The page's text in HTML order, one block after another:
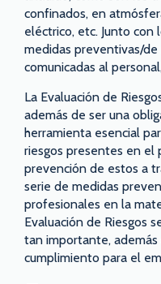
confinados, en
eléctrico, etc. Junto con
medidas preventivas/
comunicadas al
La Evaluación de
además de ser una
herramienta esencial
riesgos presentes en el
prevención de estos a
serie de medidas
profesionales en la
Evaluación de Riesgos
tan importante,
cumplimiento para el